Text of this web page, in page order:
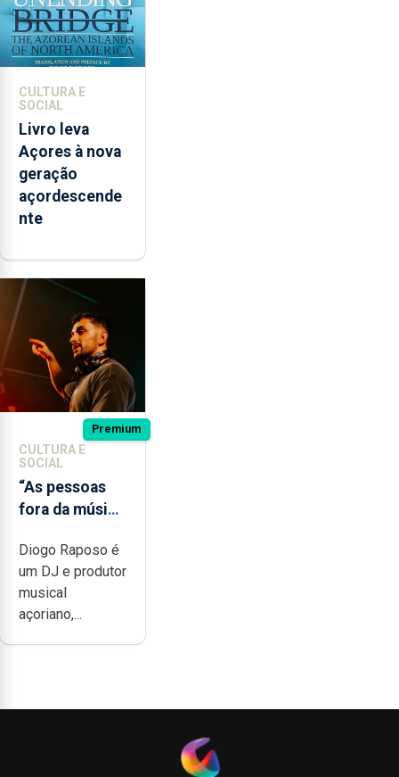
CULTURA E
SOCIAL
Livro leva
Açores à nova
geração
açordescende
nte
Premium
CULTURA E
SOCIAL
“As pessoas
fora da música
noção do quão
difícil é
produzir uma
música”
Diogo Raposo é
um DJ e produtor
musical
açoriano,...